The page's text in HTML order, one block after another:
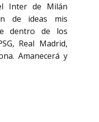
Inter de Milán
de ideas mis
dentro de los
Real Madrid,
Amanecerá y